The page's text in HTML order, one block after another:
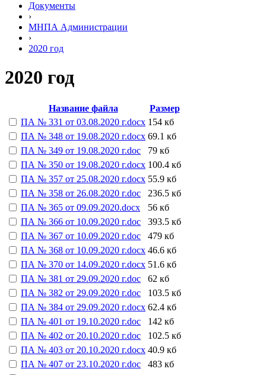
Документы
›
МНПА Администрации
›
2020 год
2020 год
Название файла
Размер
ПА № 331 от 03.08.2020 г.docx 154 кб
ПА № 348 от 19.08.2020 г.docx 69.1 кб
ПА № 349 от 19.08.2020 г.doc
79 кб
ПА № 350 от 19.08.2020 г.docx 100.4 кб
ПА № 357 от 25.08.2020 г.docx 55.9 кб
ПА № 358 от 26.08.2020 г.doc
236.5 кб
ПА № 365 от 09.09.2020.docx
56 кб
ПА № 366 от 10.09.2020 г.doc
393.5 кб
ПА № 367 от 10.09.2020 г.doc
479 кб
ПА № 368 от 10.09.2020 г.docx 46.6 кб
ПА № 370 от 14.09.2020 г.docx 51.6 кб
ПА № 381 от 29.09.2020 г.doc
62 кб
ПА № 382 от 29.09.2020 г.doc
103.5 кб
ПА № 384 от 29.09.2020 г.docx 62.4 кб
ПА № 401 от 19.10.2020 г.doc
142 кб
ПА № 402 от 20.10.2020 г.doc
102.5 кб
ПА № 403 от 20.10.2020 г.docx 40.9 кб
ПА № 407 от 23.10.2020 г.doc
483 кб